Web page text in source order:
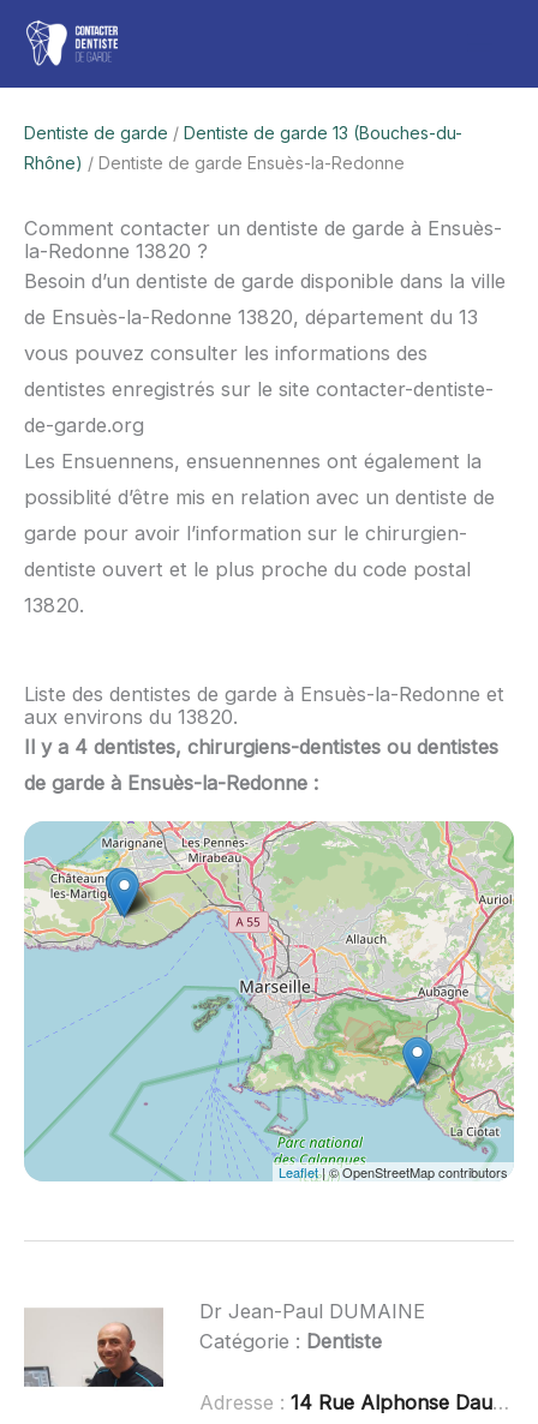
Aller
contenu
Dentiste de garde / Dentiste de garde 13 (Bouches-du-
Rhône) / Dentiste de garde Ensuès-la-Redonne
Comment contacter un dentiste de garde à Ensuès-
la-Redonne 13820 ?
Besoin d’un dentiste de garde disponible dans la ville
de Ensuès-la-Redonne 13820, département du 13
vous pouvez consulter les informations des
dentistes enregistrés sur le site contacter-dentiste-
de-garde.org
Les Ensuennens, ensuennennes ont également la
possiblité d’être mis en relation avec un dentiste de
garde pour avoir l’information sur le chirurgien-
dentiste ouvert et le plus proche du code postal
13820.
Liste des dentistes de garde à Ensuès-la-Redonne et
aux environs du 13820.
Il y a 4 dentistes, chirurgiens-dentistes ou dentistes
de garde à Ensuès-la-Redonne :
Leaflet| © OpenStreetMap contributors
Dr Jean-Paul DUMAINE
Catégorie : Dentiste
Adresse : 14 Rue Alphonse Daudet, 13820 Ensuès-la-Redonne